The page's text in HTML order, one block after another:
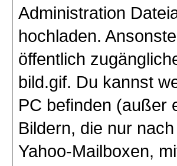
Administration
hochladen.
öffentlich
bild.gif. Du kannst
PC befinden (außer
Bildern, die nur
Yahoo-Mailboxen,